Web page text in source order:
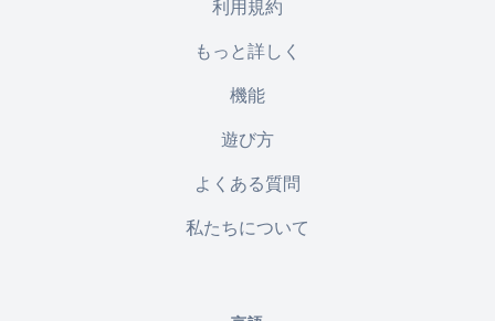
利用規約
もっと詳しく
機能
遊び方
よくある質問
私たちについて